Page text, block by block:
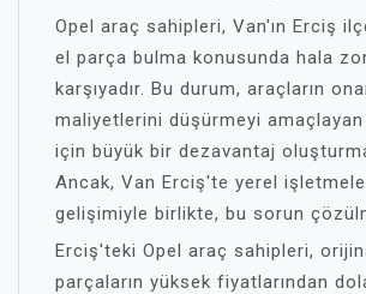
Opel araç sahipleri, Van'ın Erciş
el parça bulma konusunda hala
karşıyadır. Bu durum, araçların
maliyetlerini düşürmeyi
için büyük bir dezavantaj
Ancak, Van Erciş'te yerel
gelişimiyle birlikte, bu sorun
Erciş'teki Opel araç sahipleri,
parçaların yüksek fiyatlarından